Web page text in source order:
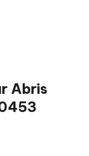
Abris